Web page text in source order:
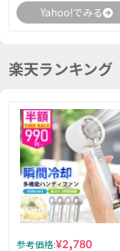
Yahoo!でみる
楽天ランキング
参考価格:¥2,780